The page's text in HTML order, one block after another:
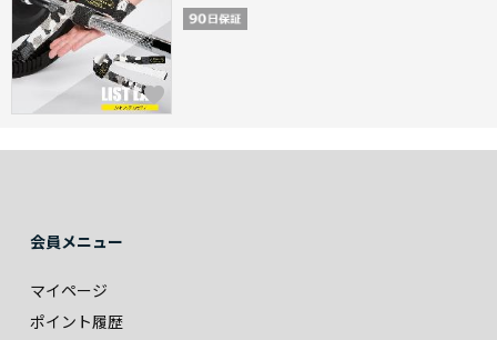
会員メニュー
マイページ
ポイント履歴